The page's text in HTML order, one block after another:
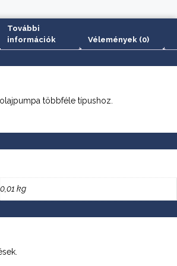
További
információk
Vélemények (0)
többféle típushoz.
0,01 kg